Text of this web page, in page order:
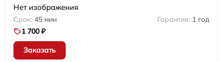
Нет изображения
45 мин
1 год
1 700 ₽
Заказать